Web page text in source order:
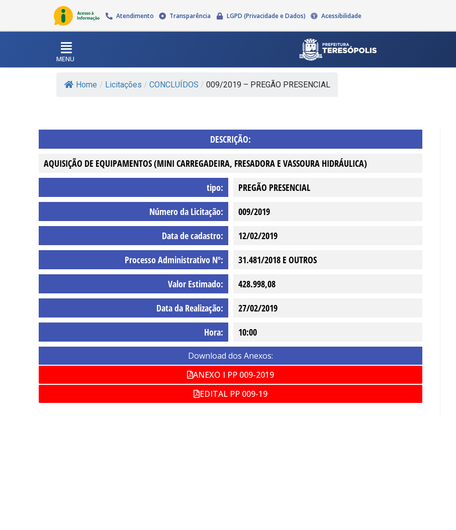
Atendimento Transparência LGPD (Privacidade e Dados) Acessibilidade
MENU
Home / Licitações / CONCLUÍDOS / 009/2019 – PREGÃO PRESENCIAL
DESCRIÇÃO:
AQUISIÇÃO DE EQUIPAMENTOS (MINI CARREGADEIRA, FRESADORA E VASSOURA HIDRÁULICA)
tipo:
PREGÃO PRESENCIAL
Número da Licitação:
009/2019
Data de cadastro:
12/02/2019
Processo Administrativo Nº:
31.481/2018 E OUTROS
Valor Estimado:
428.998,08
Data da Realização:
27/02/2019
Hora:
10:00
Download dos Anexos:
ANEXO I PP 009-2019
EDITAL PP 009-19